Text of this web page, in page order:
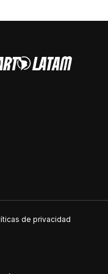
de privacidad